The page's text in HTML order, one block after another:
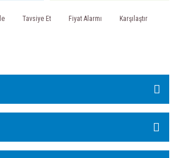
Tavsiye Et Fiyat Alarmı Karşılaştır